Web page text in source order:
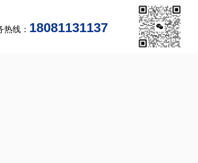
热线： 18081131137